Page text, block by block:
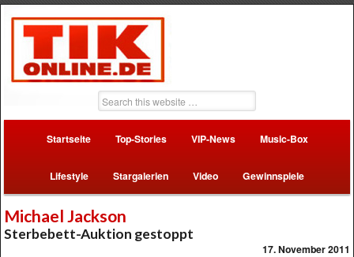
Startseite Top-Stories VIP-News Music-Box
Lifestyle Stargalerien Video Gewinnspiele
Michael Jackson
Sterbebett-Auktion gestoppt
17. November 2011